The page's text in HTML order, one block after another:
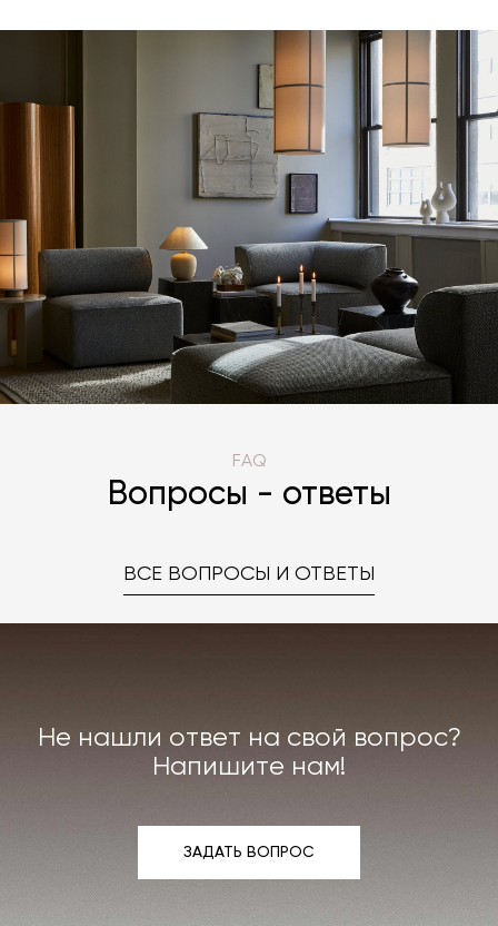
FAQ
Вопросы - ответы
ВСЕ ВОПРОСЫ И ОТВЕТЫ
Не нашли ответ на свой вопрос?
Напишите нам!
ЗАДАТЬ ВОПРОС